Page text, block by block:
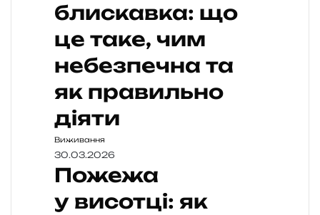
блискавка: що
це таке, чим
небезпечна та
як правильно
діяти
Виживання
30.03.2026
Пожежа
у висотці: як